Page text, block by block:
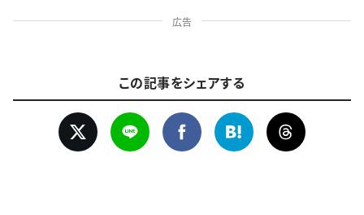
広告
この記事をシェアする